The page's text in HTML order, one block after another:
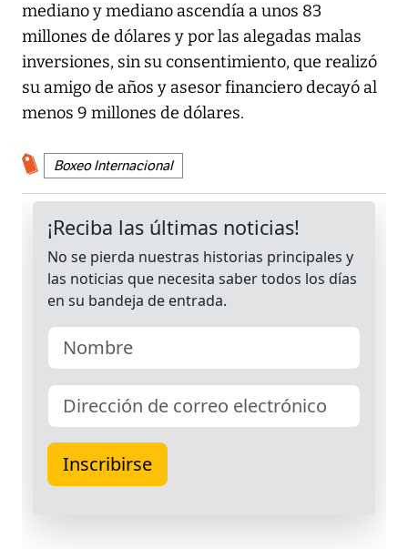
mediano y mediano ascendía a unos 83
millones de dólares y por las alegadas malas
inversiones, sin su consentimiento, que realizó
su amigo de años y asesor financiero decayó al
menos 9 millones de dólares.
Boxeo Internacional